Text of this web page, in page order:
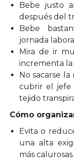
Bebe justo
después del
Bebe
jornada
Mira de ir
incrementa la
No sacarse
cubrir el jefe
tejido
Cómo
Evita o
una alta
más calurosas.